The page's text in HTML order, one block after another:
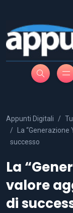
Appunti Digitali
La
successo
La
valore
di